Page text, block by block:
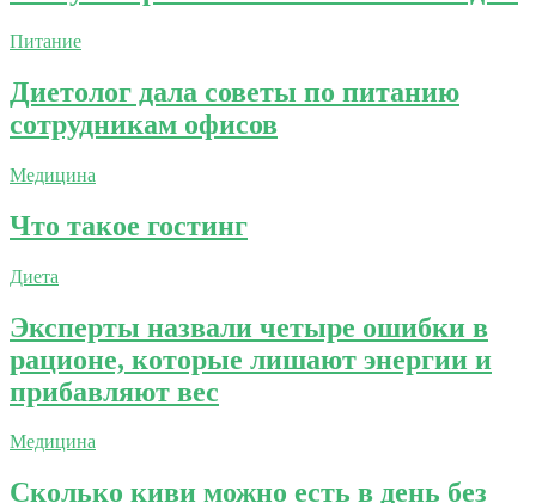
Питание
Диетолог дала советы по питанию
сотрудникам офисов
Медицина
Что такое гостинг
Диета
Эксперты назвали четыре ошибки в
рационе, которые лишают энергии и
прибавляют вес
Медицина
Сколько киви можно есть в день без